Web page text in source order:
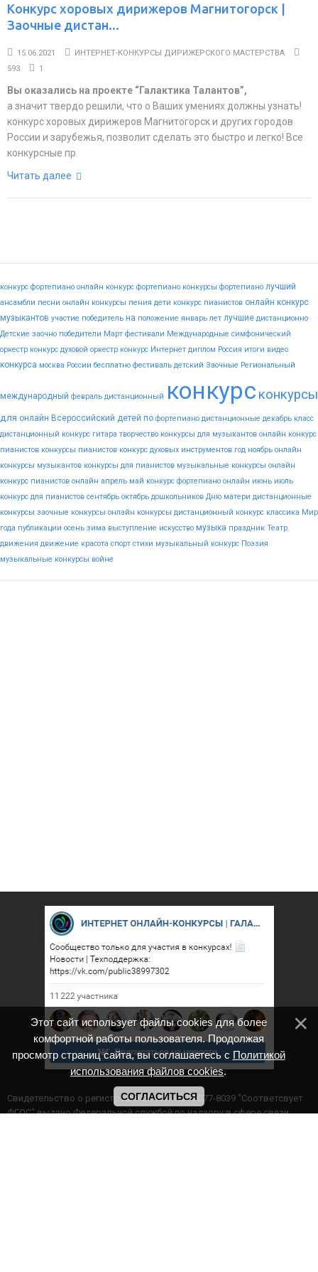
Конкурс хоровых дирижеров Магнитогорск |
Заочные дистан...
15.06.2021
ИНТЕРНЕТ-КОНКУРСЫ ДИРИЖЕРСКОГО МАСТЕРСТВА
593
1
Вы оказались на проекте “Галактика Талантов”,
а значит твердо решили, что о Ваших умениях должны узнать!
конкурс хоровых дирижеров Магнитогорск и других городов
России и зарубежья, позволит сделать это быстро и легко! Все
конкурсные пр
Читать далее
конкурс фортепиано онлайн конкурс фортепиано конкурсы фортепиано лучший
ансамбли песни онлайн конкурсы пения дети конкурс пианистов онлайн конкурс
музыкантов участие победитель на положение январь лет лучшие дистанционно
Детские заочно победители Март фестивали Международные симфонический
оркестр конкурс духовой оркестр конкурс Интернет диплом Россия итоги видео
конкурса москва России бесплатно фестиваль детский Заочные Региональный
международный февраль дистанционный конкурс конкурсы
для онлайн Всероссийский детей по фортепиано дистанционные декабрь класс
дистанционный конкурс гитара творчество конкурсы для музыкантов онлайн конкурс
пианистов конкурсы пианистов конкурс духовых инструментов год ноябрь онлайн
конкурсы музыкантов конкурсы для пианистов музыкальные конкурсы онлайн
конкурс пианистов онлайн апрель май конкурс фортепиано онлайн июнь июль
конкурс для пианистов сентябрь октябрь дошкольников Дню матери дистанционные
конкурсы заочные конкурсы онлайн конкурсы дистанционный конкурс классика Мир
года публикации осень зима выступление искусство музыка праздник Театр
движения движение красота спорт стихи музыкальный конкурс Поэзия
музыкальные конкурсы войне
Cвидетельство о регистрации СМИ ИА № ФС77-8039 "Соответсвует
ФГОС" выдано Федеральной службой по надзору в сфере связи,
Этот сайт использует файлы cookies для более
комфортной работы пользователя. Продолжая
просмотр страниц сайта, вы соглашаетесь с Политикой
использования файлов cookies.
СОГЛАСИТЬСЯ